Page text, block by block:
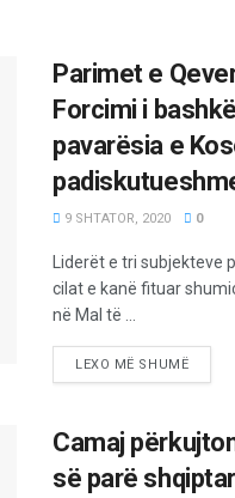
Parimet e
Forcimi i
pavarësia e
9 SHTATOR, 2020 0
Liderët e tri subjekteve
cilat e kanë fituar
në Mal të ...
LEXO MË SHUMË
Camaj
së parë